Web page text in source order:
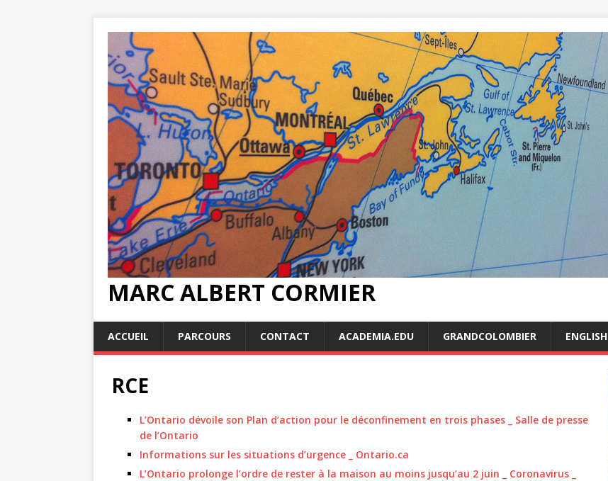
MARC ALBERT CORMIER
ACCUEIL PARCOURS CONTACT ACADEMIA.EDU GRANDCOLOMBIER ENGLISH
RCE
L’Ontario dévoile son Plan d’action pour le déconfinement en trois phases _ Salle de presse
de l’Ontario
Informations sur les situations d’urgence _ Ontario.ca
L’Ontario prolonge l’ordre de rester à la maison au moins jusqu’au 2 juin _ Coronavirus _